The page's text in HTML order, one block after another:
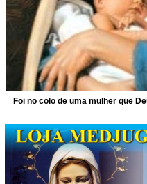
Foi no colo de uma mulher que